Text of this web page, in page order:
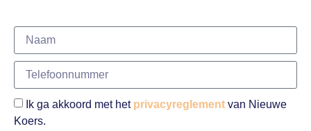
Ik ga akkoord met het privacyreglement van Nieuwe
Koers.